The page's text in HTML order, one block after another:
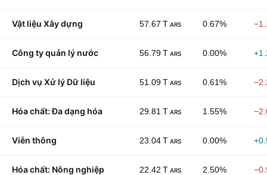
Vật liệu Xây dựng 57.67 T ARS 0.67%
Công ty quản lý nước 56.79 T ARS 0.00%
Dịch vụ Xử lý Dữ liệu 51.09 T ARS 0.61%
Hóa chất: Đa dạng hóa 29.81 T ARS 1.55%
Viễn thông 23.04 T ARS 0.00%
Hóa chất: Nông nghiệp 22.42 T ARS 2.50%